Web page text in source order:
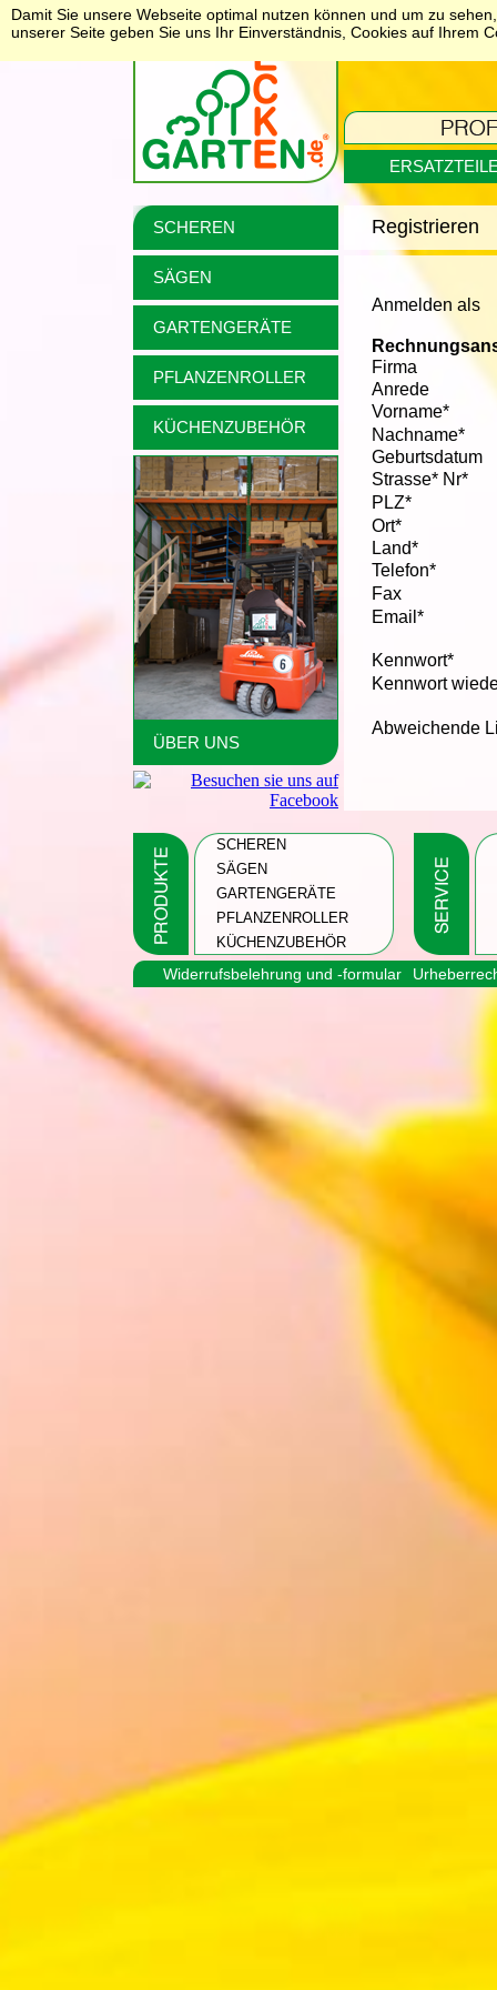
Damit Sie unsere Webseite optimal nutzen können und um zu
unserer Seite geben Sie uns Ihr Einverständnis, Cookies auf Ihrem
SCHEREN
SÄGEN
GARTENGERÄTE
PFLANZENROLLER
KÜCHENZUBEHÖR
ÜBER UNS
Registrieren
Anmelden als
Firma
Anrede
Vorname*
Nachname*
Geburtsdatum
Strasse* Nr*
PLZ*
Ort*
Land*
Telefon*
Fax
Email*
Kennwort*
Kennwort
Abweichende
SCHEREN
SÄGEN
GARTENGERÄTE
PFLANZENROLLER
KÜCHENZUBEHÖR
Widerrufsbelehrung und -formular